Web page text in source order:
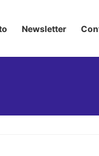
Newsletter